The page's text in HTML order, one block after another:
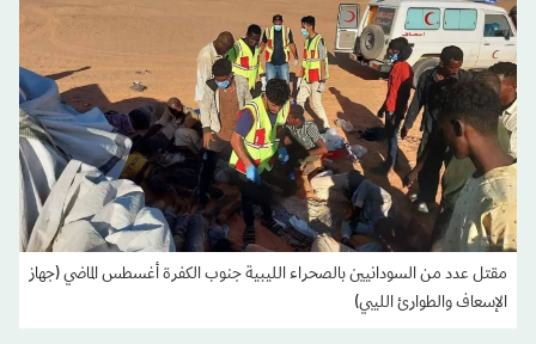
مقتل عدد من السودانيين بالصحراء الليبية جنوب الكفرة أغسطس الماضي (جهاز
الإسعاف والطوارئ الليبي)